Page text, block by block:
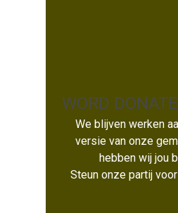
WORD
We blijven werken
versie van onze
hebben wij jou
Steun onze partij
WORD